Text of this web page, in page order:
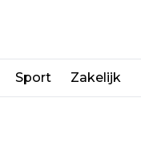
Sport Zakelijk